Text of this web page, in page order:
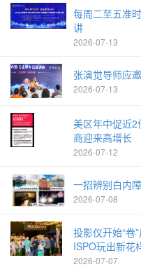
每周二至五准
讲
2026-07-13
张演觉导师应
2026-07-13
美区年中促近
商迎来高增长
2026-07-12
一招辨别白内
2026-07-08
投影仪开始“卷
ISPO玩出新花
2026-07-07